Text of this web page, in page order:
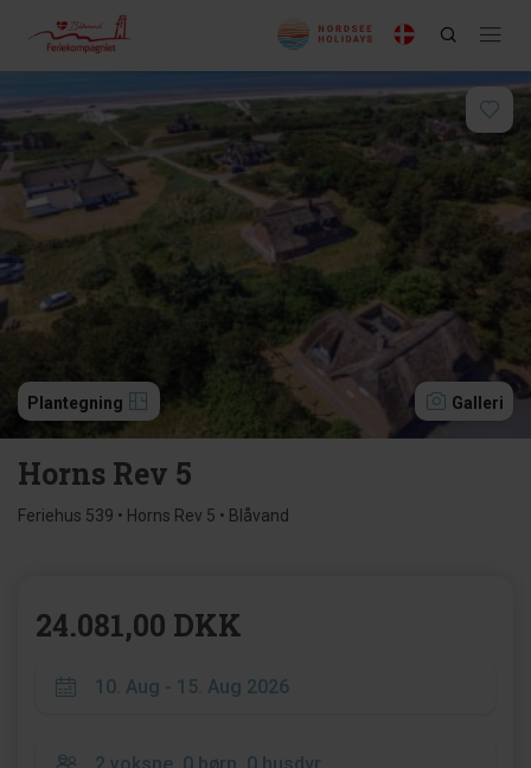
Plantegning Galleri
Horns Rev 5
Feriehus 539 • Horns Rev 5 • Blåvand
24.081,00 DKK